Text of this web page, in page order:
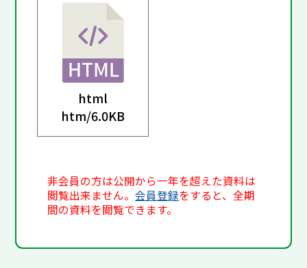
html
htm/6.0KB
非会員の方は公開から一年を超えた資料は
閲覧出来ません。会員登録をすると、全期
間の資料を閲覧できます。